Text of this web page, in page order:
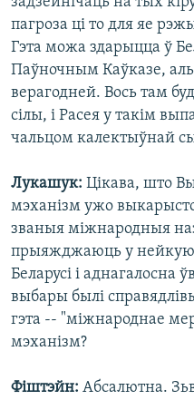
пагроза ці то для яе
Гэта можа здарыцца ў
Паўночным Каўказе,
верагодней. Вось там
сілы, і Расея у такім
чальцом калектыўнай
Лукашук: Цікава, што
мэханізм ужо
званыя міжнародныя
прыяжджаюць у нейкую
Беларусі і аднагалосна
выбары былі
гэта -- "міжнароднае
мэханізм?
Фіштэйн: Абсалютна.